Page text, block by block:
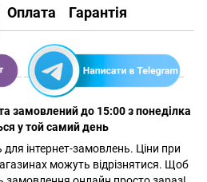
Оплата Гарантія
замовлений до 15:00 з понеділка
у той самий день
для інтернет-замовлень. Ціни при
можуть відрізнятися. Щоб